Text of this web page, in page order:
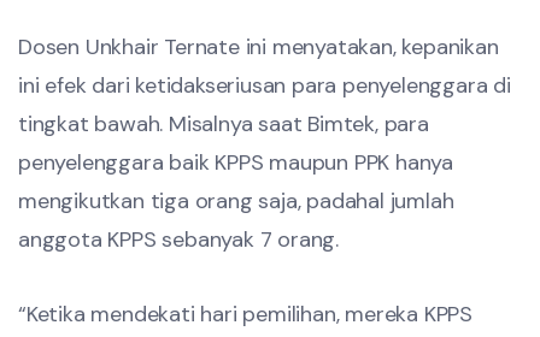
Dosen Unkhair Ternate ini menyatakan, kepanikan
ini efek dari ketidakseriusan para penyelenggara di
tingkat bawah. Misalnya saat Bimtek, para
penyelenggara baik KPPS maupun PPK hanya
mengikutkan tiga orang saja, padahal jumlah
anggota KPPS sebanyak 7 orang.
“Ketika mendekati hari pemilihan, mereka KPPS